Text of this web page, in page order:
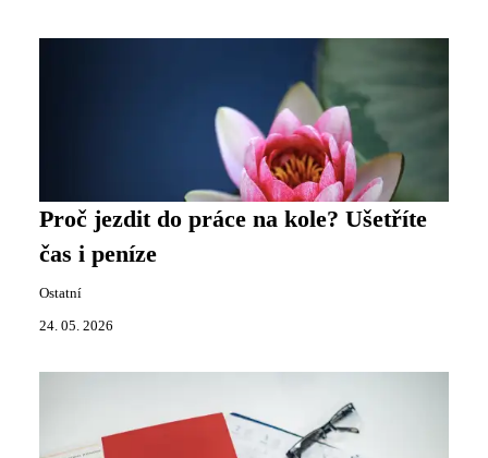
Proč jezdit do práce na kole? Ušetříte
čas i peníze
Ostatní
24. 05. 2026